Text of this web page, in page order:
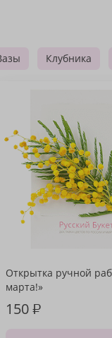
Клубника
Открытка ручной
марта!»
150₽